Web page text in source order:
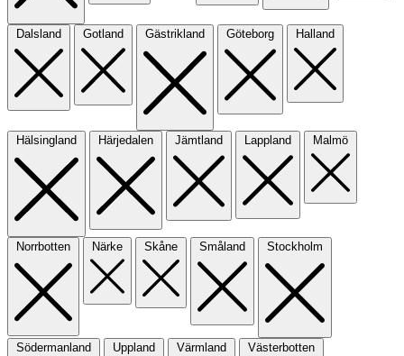
Dalsland Gotland Gästrikland Göteborg Halland
Hälsingland Härjedalen Jämtland Lappland Malmö
Norrbotten Närke Skåne Småland Stockholm
Södermanland Uppland Värmland Västerbotten